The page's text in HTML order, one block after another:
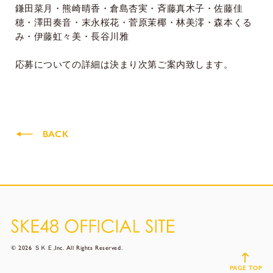
鎌田菜月・熊崎晴香・倉島杏実・斉藤真木子・佐藤佳
穂・澤田奏音・末永桜花・菅原茉椰・林美澪・森本くる
み・伊藤虹々美・長谷川雅
応募についての詳細は決まり次第ご案内致します。
BACK
© 2026 ＳＫＥ,Inc. All Rights Reserved.
PAGE TOP